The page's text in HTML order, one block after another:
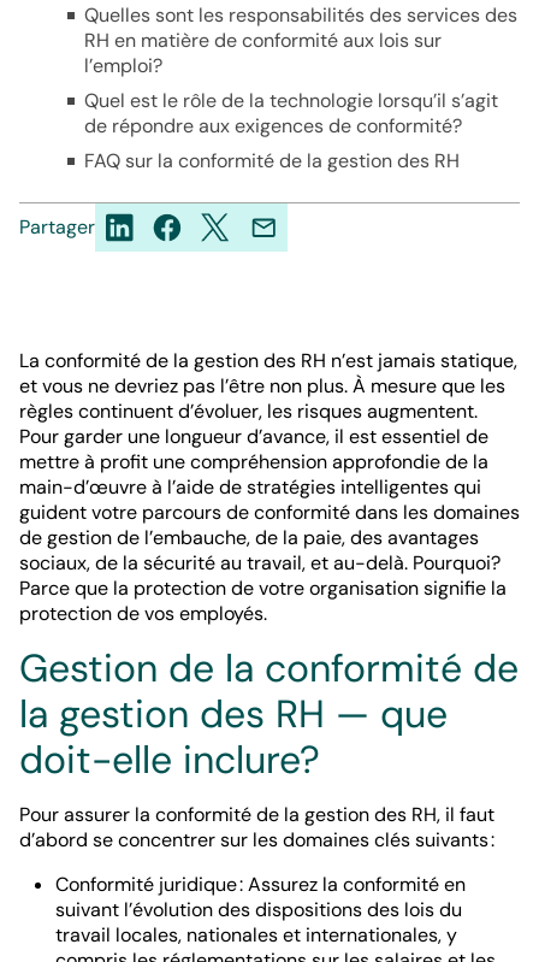
Quelles sont les responsabilités des services des
RH en matière de conformité aux lois sur
l’emploi?
Quel est le rôle de la technologie lorsqu’il s’agit
de répondre aux exigences de conformité?
FAQ sur la conformité de la gestion des RH
Partager
La conformité de la gestion des RH n’est jamais statique,
et vous ne devriez pas l’être non plus. À mesure que les
règles continuent d’évoluer, les risques augmentent.
Pour garder une longueur d’avance, il est essentiel de
mettre à profit une compréhension approfondie de la
main-d’œuvre à l’aide de stratégies intelligentes qui
guident votre parcours de conformité dans les domaines
de gestion de l’embauche, de la paie, des avantages
sociaux, de la sécurité au travail, et au-delà. Pourquoi?
Parce que la protection de votre organisation signifie la
protection de vos employés.
Gestion de la conformité de
la gestion des RH — que
doit-elle inclure?
Pour assurer la conformité de la gestion des RH, il faut
d’abord se concentrer sur les domaines clés suivants :
Conformité juridique : Assurez la conformité en
suivant l’évolution des dispositions des lois du
travail locales, nationales et internationales, y